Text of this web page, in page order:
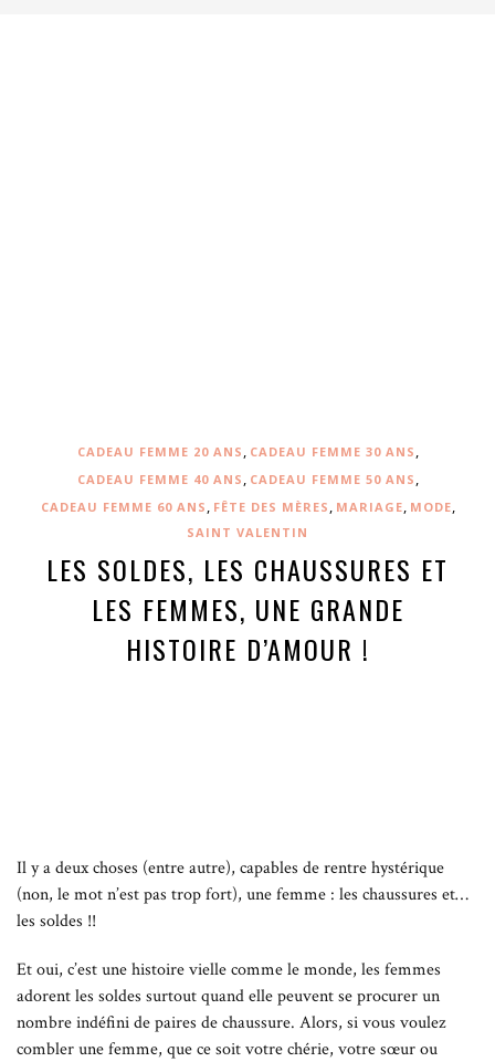
CADEAU FEMME 20 ANS , CADEAU FEMME 30 ANS ,
CADEAU FEMME 40 ANS , CADEAU FEMME 50 ANS ,
CADEAU FEMME 60 ANS , FÊTE DES MÈRES , MARIAGE, MODE,
SAINT VALENTIN
LES SOLDES, LES CHAUSSURES ET
LES FEMMES, UNE GRANDE
HISTOIRE D’AMOUR !
Il y a deux choses (entre autre), capables de rentre hystérique
(non, le mot n’est pas trop fort), une femme : les chaussures et…
les soldes !!
Et oui, c’est une histoire vielle comme le monde, les femmes
adorent les soldes surtout quand elle peuvent se procurer un
nombre indéfini de paires de chaussure. Alors, si vous voulez
combler une femme, que ce soit votre chérie, votre sœur ou